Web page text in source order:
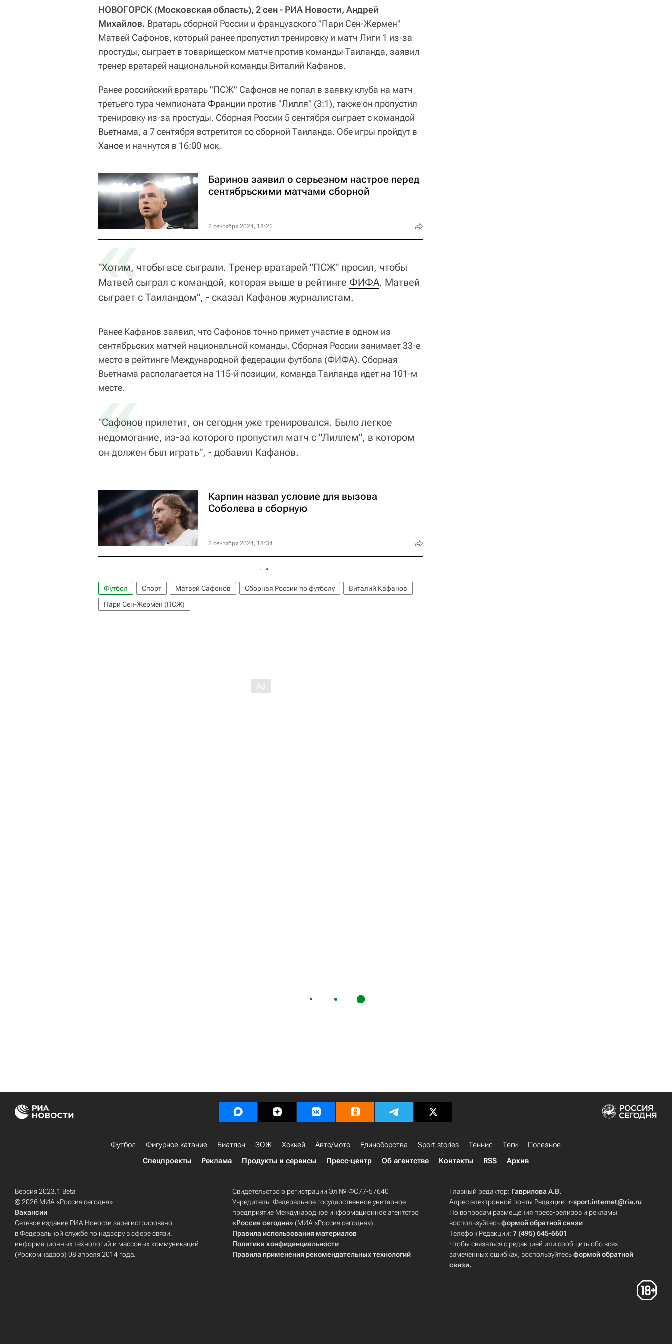
НОВОГОРСК (Московская область), 2 сен - РИА Новости, Андрей
Михайлов. Вратарь сборной России и французского "Пари Сен-Жермен"
Матвей Сафонов, который ранее пропустил тренировку и матч Лиги 1 из-за
простуды, сыграет в товарищеском матче против команды Таиланда, заявил
тренер вратарей национальной команды Виталий Кафанов.
Ранее российский вратарь "ПСЖ" Сафонов не попал в заявку клуба на матч
третьего тура чемпионата Франции против "Лилля" (3:1), также он пропустил
тренировку из-за простуды. Сборная России 5 сентября сыграет с командой
Вьетнама, а 7 сентября встретится со сборной Таиланда. Обе игры пройдут в
Ханое и начнутся в 16:00 мск.
Баринов заявил о серьезном настрое перед
сентябрьскими матчами сборной
2 сентября 2024, 18:21
«
"Хотим, чтобы все сыграли. Тренер вратарей "ПСЖ" просил, чтобы
Матвей сыграл с командой, которая выше в рейтинге ФИФА. Матвей
сыграет с Таиландом", - сказал Кафанов журналистам.
Ранее Кафанов заявил, что Сафонов точно примет участие в одном из
сентябрьских матчей национальной команды. Сборная России занимает 33-е
место в рейтинге Международной федерации футбола (ФИФА). Сборная
Вьетнама располагается на 115-й позиции, команда Таиланда идет на 101-м
месте.
«
"Сафонов прилетит, он сегодня уже тренировался. Было легкое
недомогание, из-за которого пропустил матч с "Лиллем", в котором
он должен был играть", - добавил Кафанов.
Карпин назвал условие для вызова
Соболева в сборную
2 сентября 2024, 18:34
Футбол Спорт Матвей Сафонов Сборная России по футболу
Виталий Кафанов
Пари Сен-Жермен (ПСЖ)
Футбол Фигурное катание Биатлон ЗОЖ Хоккей Авто/мото Единоборства Sport stories Теннис Теги
Полезное
Спецпроекты
Реклама Продукты и сервисы Пресс-центр Об агентстве Контакты RSS Архив
Версия 2023.1 Beta
© 2026 МИА «Россия сегодня»
Вакансии
Сетевое издание РИА Новости зарегистрировано
в Федеральной службе по надзору в сфере связи,
информационных технологий и массовых коммуникаций
(Роскомнадзор) 08 апреля 2014 года.
Свидетельство о регистрации Эл № ФС77-57640
Учредитель: Федеральное государственное унитарное
предприятие Международное информационное агентство
«Россия сегодня» (МИА «Россия сегодня»).
Правила использования материалов
Политика конфиденциальности
Правила применения рекомендательных технологий
Главный редактор: Гаврилова А.В.
Адрес электронной почты Редакции: r-sport.internet@ria.ru
По вопросам размещения пресс-релизов и рекламы
воспользуйтесьформой обратной связи
Телефон Редакции:7 (495) 645-6601
Чтобы связаться с редакцией или сообщить обо всех
замеченных ошибках, воспользуйтесьформой обратной
связи.